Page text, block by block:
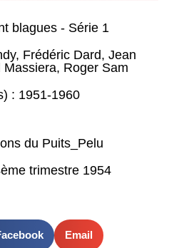
blagues - Série 1
, Frédéric Dard, Jean
Massiera, Roger Sam
: 1951-1960
du Puits_Pelu
trimestre 1954
Email